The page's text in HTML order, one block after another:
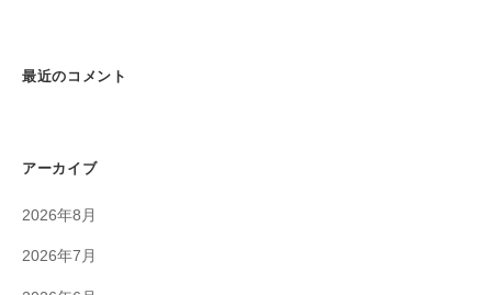
最近のコメント
アーカイブ
2026年8月
2026年7月